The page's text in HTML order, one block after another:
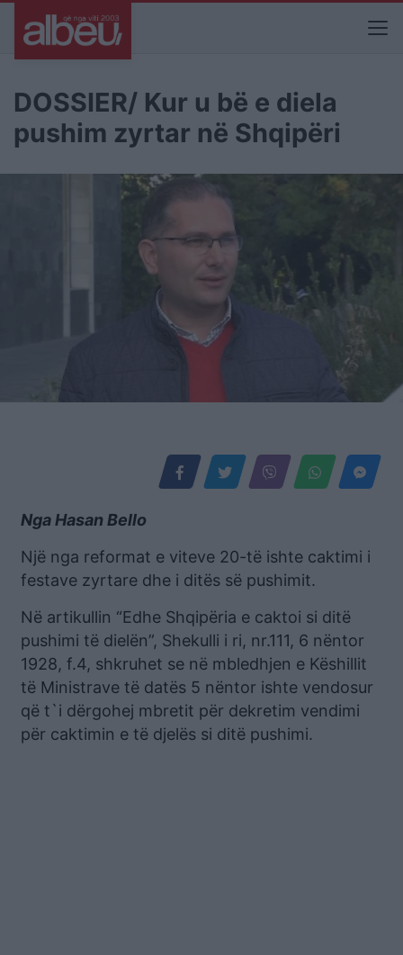
DOSSIER/ Kur u bë e diela
pushim zyrtar në Shqipëri
Nga Hasan Bello
Një nga reformat e viteve 20-të ishte caktimi i
festave zyrtare dhe i ditës së pushimit.
Në artikullin “Edhe Shqipëria e caktoi si ditë
pushimi të dielën”, Shekulli i ri, nr.111, 6 nëntor
1928, f.4, shkruhet se në mbledhjen e Këshillit
të Ministrave të datës 5 nëntor ishte vendosur
që t`i dërgohej mbretit për dekretim vendimi
për caktimin e të djelës si ditë pushimi.